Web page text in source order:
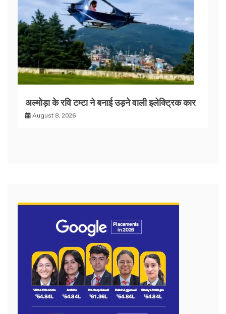
अल्मोड़ा के रवि टम्टा ने बनाई उड़ने वाली इलेक्ट्रिक कार
August 8, 2026